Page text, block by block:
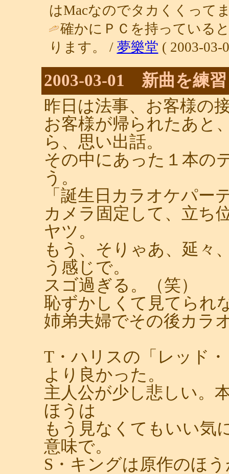
はMacなのでタカくくって
確かにＰＣを持っている
ります。 / 夢樂堂 ( 2003-03-
2003-03-01 新曲を練
昨日は法事、お客様の
お客様が帰られたあと
ら、思い出話。
その中にあった１本の
う。
「誕生日カラオケパー
カメラ固定して、立ち
ヤツ。
もう、そりゃあ、延々
う感じで。
スゴ過ぎる。（笑）
恥ずかしくて見てられ
姉弟夫婦でその後カラ
T・ハリスの「レッド
より良かった。
主人公が少し悲しい。
ほうは
もう見なくてもいい気
意味で。
S・キングは原作のほ